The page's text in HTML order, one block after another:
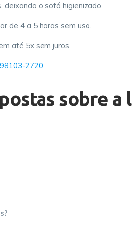
deixando o sofá higienizado.
de 4 a 5 horas sem uso.
até 5x sem juros.
2720
sobre a